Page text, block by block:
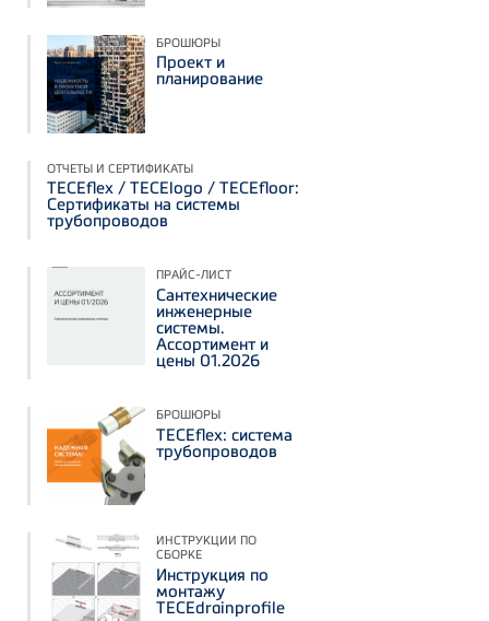
БРОШЮРЫ
Проект и
планирование
ОТЧЕТЫ И СЕРТИФИКАТЫ
TECEflex / TECElogo / TECEfloor:
Сертификаты на системы
трубопроводов
ПРАЙС-ЛИСТ
Сантехнические
инженерные
системы.
Ассортимент и
цены 01.2026
БРОШЮРЫ
TECEflex: система
трубопроводов
ИНСТРУКЦИИ ПО
СБОРКЕ
Инструкция по
монтажу
TECEdrainprofile